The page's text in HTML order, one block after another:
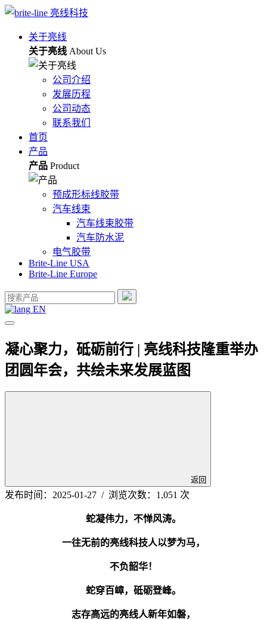
关于亮线
关于亮线 About Us
公司介绍
发展历程
公司动态
联系我们
首页
产品
产品 Product
预成形标线胶带
汽车线束
汽车线束胶带
汽车防水泥
电气胶带
Brite-Line USA
Brite-Line Europe
EN
凝心聚力，砥砺前行 | 亮线科技隆重举办
团圆年会，共绘未来发展蓝图
返回
发布时间：2025-01-27 / 浏览次数：1,051 次
蛇凝伟力，不惮风涛。
一往无前的亮线科技人以梦为马，
不负韶华！
蛇穿百嶂，砥砺登峰。
志存高远的亮线人新年如磐，